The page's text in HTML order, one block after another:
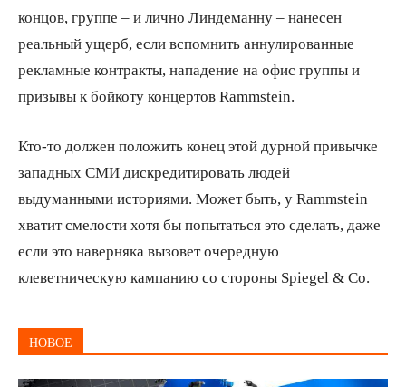
концов, группе – и лично Линдеманну – нанесен
реальный ущерб, если вспомнить аннулированные
рекламные контракты, нападение на офис группы и
призывы к бойкоту концертов Rammstein.
Кто-то должен положить конец этой дурной привычке
западных СМИ дискредитировать людей
выдуманными историями. Может быть, у Rammstein
хватит смелости хотя бы попытаться это сделать, даже
если это наверняка вызовет очередную
клеветническую кампанию со стороны Spiegel & Co.
НОВОЕ